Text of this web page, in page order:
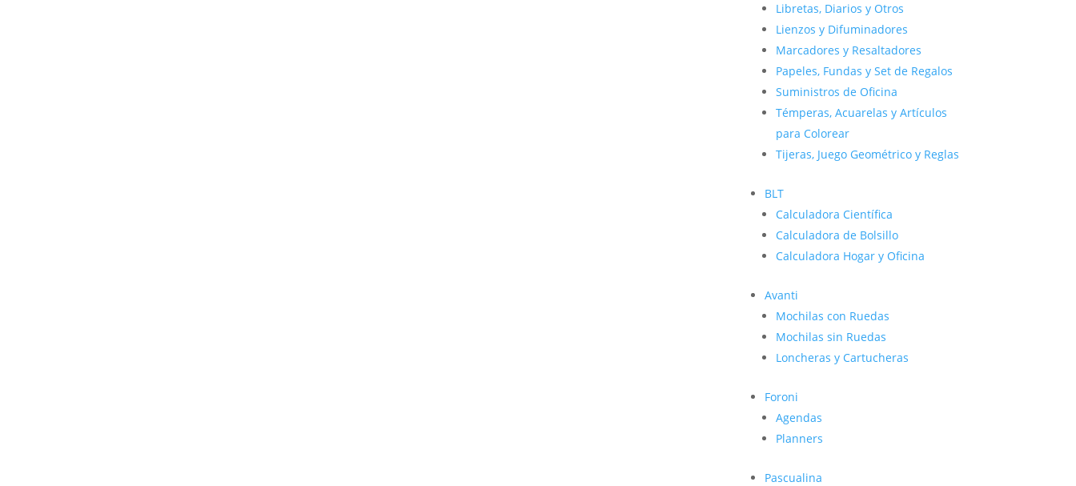
Libretas, Diarios y Otros
Lienzos y Difuminadores
Marcadores y Resaltadores
Papeles, Fundas y Set de Regalos
Suministros de Oficina
Témperas, Acuarelas y Artículos
para Colorear
Tijeras, Juego Geométrico y Reglas
BLT
Calculadora Científica
Calculadora de Bolsillo
Calculadora Hogar y Oficina
Avanti
Mochilas con Ruedas
Mochilas sin Ruedas
Loncheras y Cartucheras
Foroni
Agendas
Planners
Pascualina